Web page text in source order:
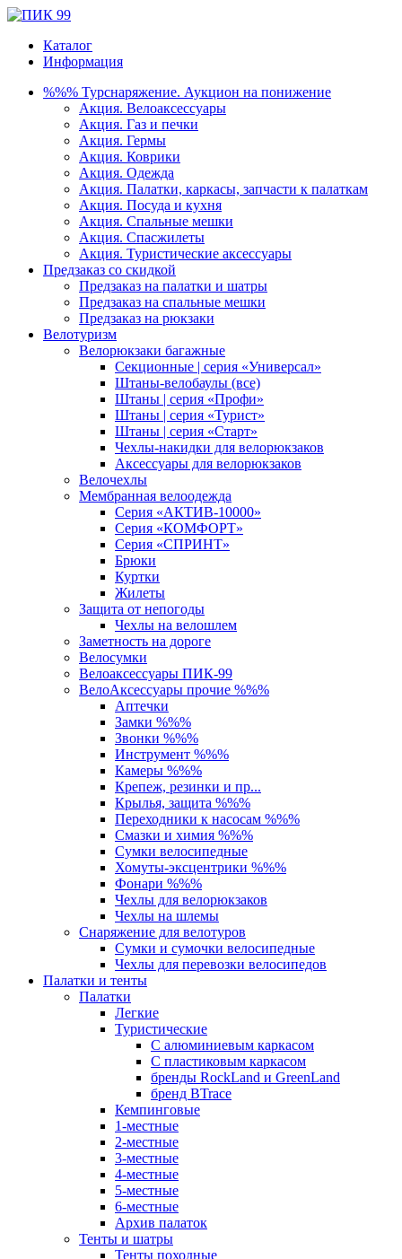
Каталог
Информация
%%% Турснаряжение. Аукцион на понижение
Акция. Велоаксессуары
Акция. Газ и печки
Акция. Гермы
Акция. Коврики
Акция. Одежда
Акция. Палатки, каркасы, запчасти к палаткам
Акция. Посуда и кухня
Акция. Спальные мешки
Акция. Спасжилеты
Акция. Туристические аксессуары
Предзаказ со скидкой
Предзаказ на палатки и шатры
Предзаказ на спальные мешки
Предзаказ на рюкзаки
Велотуризм
Велорюкзаки багажные
Секционные | серия «Универсал»
Штаны-велобаулы (все)
Штаны | серия «Профи»
Штаны | серия «Турист»
Штаны | серия «Старт»
Чехлы-накидки для велорюкзаков
Аксессуары для велорюкзаков
Велочехлы
Мембранная велоодежда
Серия «АКТИВ-10000»
Серия «КОМФОРТ»
Серия «СПРИНТ»
Брюки
Куртки
Жилеты
Защита от непогоды
Чехлы на велошлем
Заметность на дороге
Велосумки
Велоаксессуары ПИК-99
ВелоАксессуары прочие %%%
Аптечки
Замки %%%
Звонки %%%
Инструмент %%%
Камеры %%%
Крепеж, резинки и пр...
Крылья, защита %%%
Переходники к насосам %%%
Смазки и химия %%%
Сумки велосипедные
Хомуты-эксцентрики %%%
Фонари %%%
Чехлы для велорюкзаков
Чехлы на шлемы
Снаряжение для велотуров
Сумки и сумочки велосипедные
Чехлы для перевозки велосипедов
Палатки и тенты
Палатки
Легкие
Туристические
С алюминиевым каркасом
С пластиковым каркасом
бренды RockLand и GreenLand
бренд BTrace
Кемпинговые
1-местные
2-местные
3-местные
4-местные
5-местные
6-местные
Архив палаток
Тенты и шатры
Тенты походные